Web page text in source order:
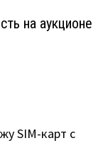
на аукционе
SIM-карт с